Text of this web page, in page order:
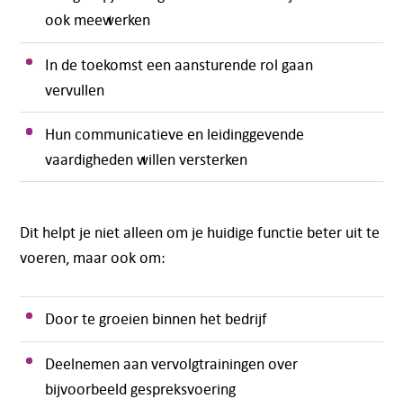
ook meewerken
In de toekomst een aansturende rol gaan
vervullen
Hun communicatieve en leidinggevende
vaardigheden willen versterken
Dit helpt je niet alleen om je huidige functie beter uit te
voeren, maar ook om:
Door te groeien binnen het bedrijf
Deelnemen aan vervolgtrainingen over
bijvoorbeeld gespreksvoering